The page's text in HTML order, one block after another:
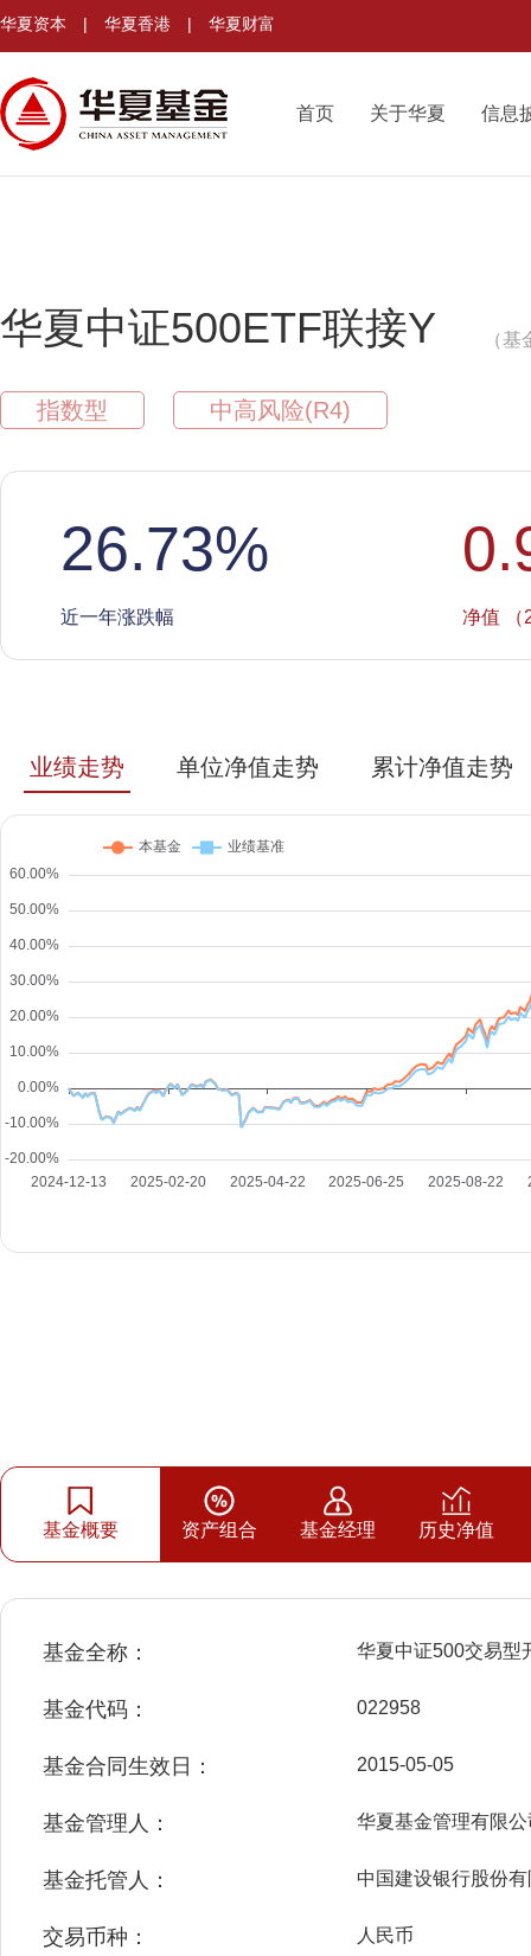
华夏资本 | 华夏香港 | 华夏财富
首页 关于华夏 信息
华夏中证500ETF联接Y （
指数型 中高风险(R4)
26.73%
近一年涨跌幅 净值 （
业绩走势 单位净值走势 累计净值走势
基金概要 资产组合 基金经理 历史净值
基金全称： 华夏中证500交易型
基金代码： 022958
基金合同生效日： 2015-05-05
基金管理人： 华夏基金管理有限公
基金托管人： 中国建设银行股份
交易币种： 人民币